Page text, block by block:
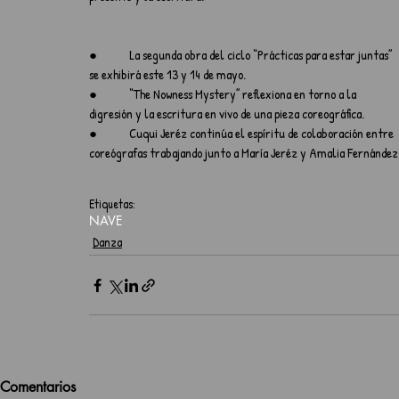
●            La segunda obra del ciclo “Prácticas para estar juntas”
se exhibirá este 13 y 14 de mayo.
●            “The Nowness Mystery” reflexiona en torno a la
digresión y la escritura en vivo de una pieza coreográfica.
●            Cuqui Jeréz continúa el espíritu de colaboración entre
coreógrafas trabajando junto a María Jeréz y Amalia
Etiquetas:
NAVE
Danza
Comentarios